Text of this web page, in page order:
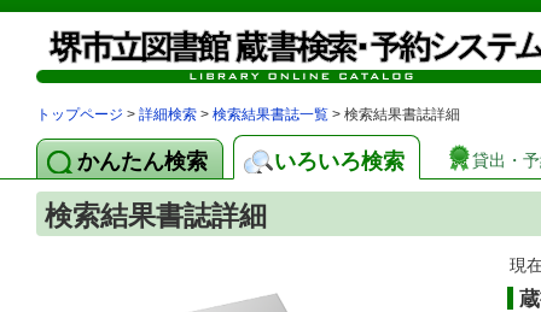
トップページ > 詳細検索 > 検索結果書誌一覧 > 検索結果書誌詳細
かんたん検索 いろいろ検索 貸出・
検索結果書誌詳細
現